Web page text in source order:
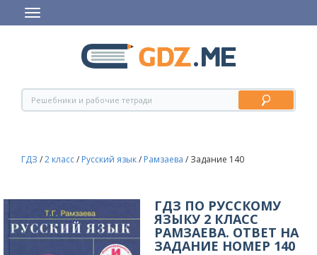
ГДЗ /2 класс/ Русский язык/ Рамзаева / Задание 140
ГДЗ ПО РУССКОМУ
ЯЗЫКУ 2 КЛАСС
РАМЗАЕВА. ОТВЕТ НА
ЗАДАНИЕ НОМЕР 140